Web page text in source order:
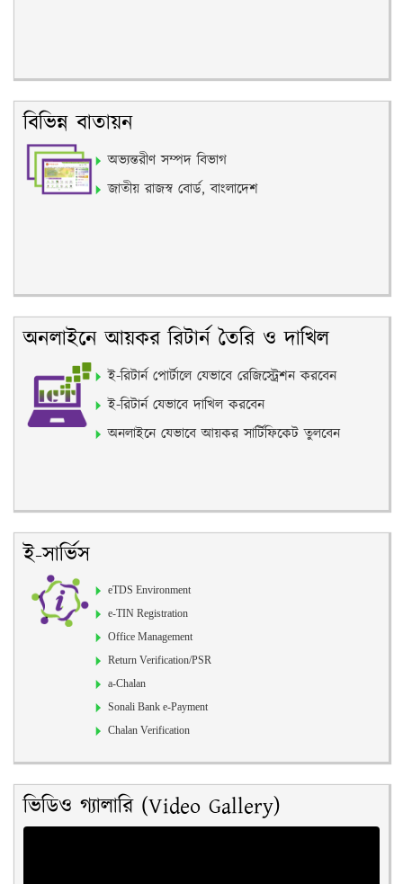
বিভিন্ন বাতায়ন
অভ্যন্তরীণ সম্পদ বিভাগ
জাতীয় রাজস্ব বোর্ড, বাংলাদেশ
অনলাইনে আয়কর রিটার্ন তৈরি ও দাখিল
ই-রিটার্ন পোর্টালে যেভাবে রেজিস্ট্রেশন করবেন
ই-রিটার্ন যেভাবে দাখিল করবেন
অনলাইনে যেভাবে আয়কর সার্টিফিকেট তুলবেন
ই-সার্ভিস
eTDS Environment
e-TIN Registration
Office Management
Return Verification/PSR
a-Chalan
Sonali Bank e-Payment
Chalan Verification
ভিডিও গ্যালারি (Video Gallery)